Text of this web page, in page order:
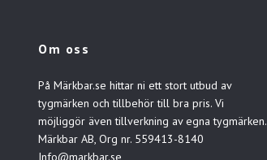
Om oss
På Märkbar.se hittar ni ett stort utbud av
tygmärken och tillbehör till bra pris. Vi
möjliggör även tillverkning av egna tygmärken.
Märkbar AB, Org nr. 559413-8140